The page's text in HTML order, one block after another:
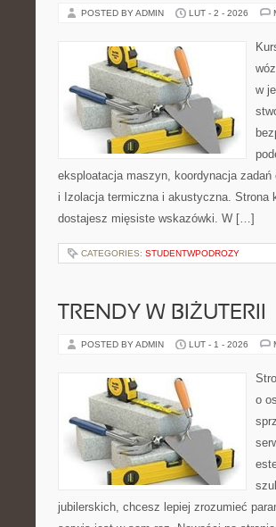
POSTED BY ADMIN LUT - 2 - 2026
w
eksploatacja maszyn, koordynacja
i Izolacja termiczna i akustyczna. Strona
dostajesz mięsiste wskazówki. W […]
CATEGORIES: STUDENTWPODROZY
TRENDY W BIŻUTERII
POSTED BY ADMIN LUT - 1 - 2026
o
jubilerskich, chcesz lepiej zrozumieć